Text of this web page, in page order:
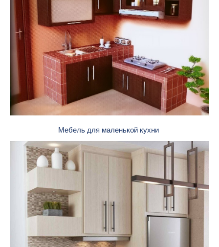
Мебель для маленькой кухни